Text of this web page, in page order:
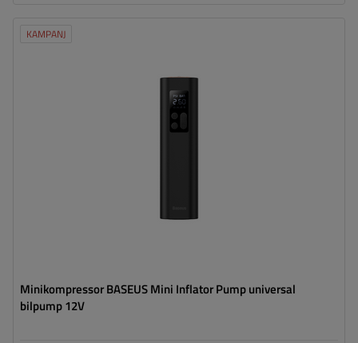
KAMPANJ
Minikompressor BASEUS Mini Inflator Pump universal
bilpump 12V